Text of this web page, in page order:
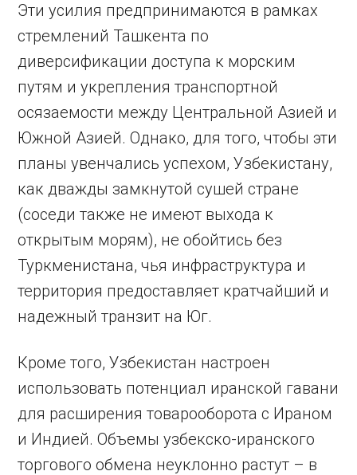
Эти усилия предпринимаются в рамках
стремлений Ташкента по
диверсификации доступа к морским
путям и укрепления транспортной
осязаемости между Центральной Азией и
Южной Азией. Однако, для того, чтобы эти
планы увенчались успехом, Узбекистану,
как дважды замкнутой сушей стране
(соседи также не имеют выхода к
открытым морям), не обойтись без
Туркменистана, чья инфраструктура и
территория предоставляет кратчайший и
надежный транзит на Юг.
Кроме того, Узбекистан настроен
использовать потенциал иранской гавани
для расширения товарооборота с Ираном
и Индией. Объемы узбекско-иранского
торгового обмена неуклонно растут – в